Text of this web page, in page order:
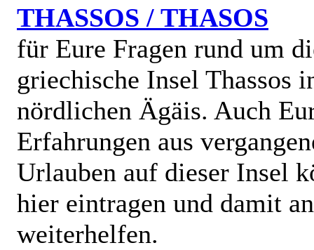
THASSOS / THASOS
für Eure Fragen rund um
griechische Insel Thassos
nördlichen Ägäis. Auch
Erfahrungen aus
Urlauben auf dieser Insel
hier eintragen und damit
weiterhelfen.